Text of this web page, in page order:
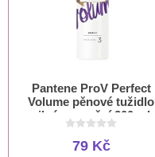
Pantene ProV Perfect
Volume pěnové tužidlo
silné zpevnění 200 ml
79 Kč